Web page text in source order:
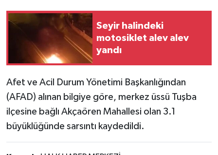
Seyir halindeki
motosiklet alev alev
yandı
Afet ve Acil Durum Yönetimi Başkanlığından
(AFAD) alınan bilgiye göre, merkez üssü Tuşba
ilçesine bağlı Akçaören Mahallesi olan 3.1
büyüklüğünde sarsıntı kaydedildi.